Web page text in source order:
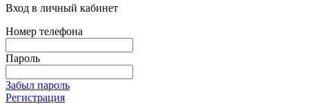
Вход в личный кабинет
Номер телефона
Пароль
Забыл пароль
Регистрация